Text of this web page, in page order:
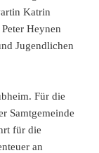
Katrin
Heynen
Jugendlichen
Für die
Samtgemeinde
für die
an